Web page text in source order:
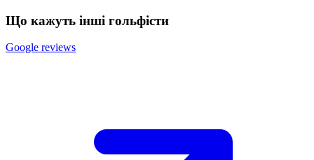
Що кажуть інші гольфісти
Google reviews